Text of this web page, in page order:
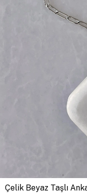
Çelik Beyaz Taşlı